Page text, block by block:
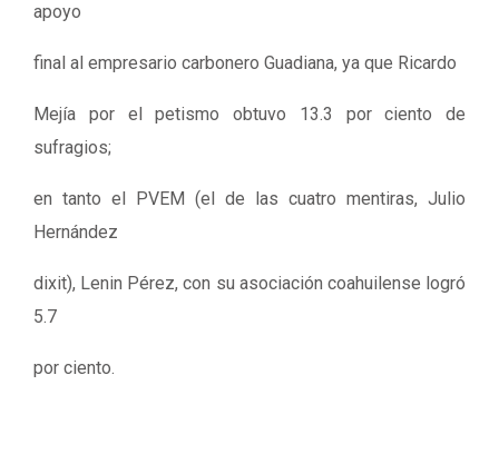
apoyo
final al empresario carbonero Guadiana, ya que Ricardo
Mejía por el petismo obtuvo 13.3 por ciento de
sufragios;
en tanto el PVEM (el de las cuatro mentiras, Julio
Hernández
dixit), Lenin Pérez, con su asociación coahuilense logró
5.7
por ciento.